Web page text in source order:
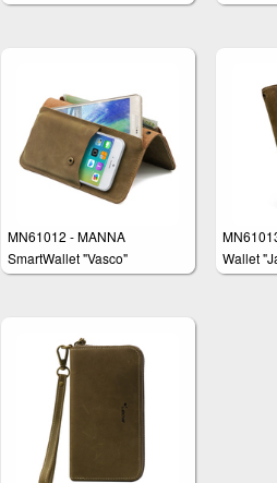
Tasche für Smartphones z.B.
MN61012 - MANNA
SmartWallet "Vasco"
Wallet